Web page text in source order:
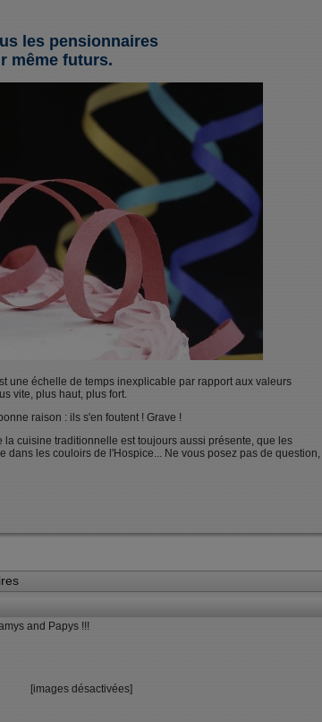
les pensionnaires
même futurs.
une échelle de temps inexplicable par rapport aux valeurs
vite, plus haut, plus fort.
raison : ils s'en foutent ! Grave !
cuisine traditionnelle est toujours aussi présente, que les
les couloirs de l'Hospice... Ne vous posez pas de question,
and Papys !!!
[images désactivées]